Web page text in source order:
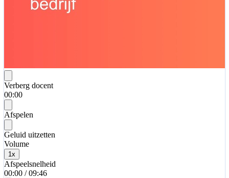
Verberg docent
00:00
Afspelen
Geluid uitzetten
Volume
1 x
Afspeelsnelheid
00:00 / 09:46